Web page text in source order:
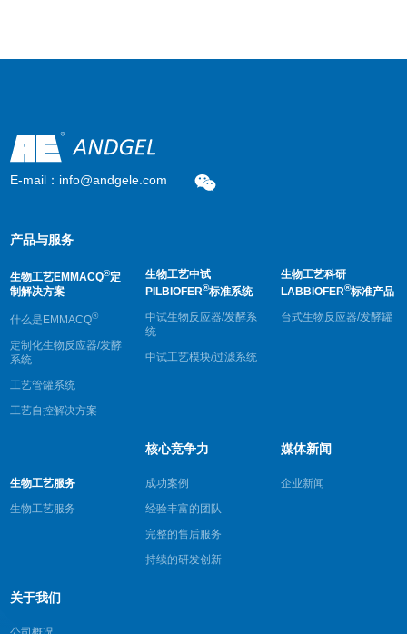
E-mail：info@andgele.com
关于我们
产品与服务
生物工艺EMMACQ®定
制解决方案
什么是EMMACQ®
定制化生物反应器/发酵
系统
工艺管罐系统
工艺自控解决方案
生物工艺中试
PILBIOFER®标准系统
中试生物反应器/发酵系
统
中试工艺模块/过滤系统
生物工艺科研
LABBIOFER®标准产品
台式生物反应器/发酵罐
生物工艺服务
生物工艺服务
核心竞争力
成功案例
经验丰富的团队
完整的售后服务
持续的研发创新
媒体新闻
企业新闻